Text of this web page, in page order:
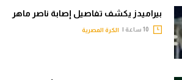
بيراميدز يكشف تفاصيل إصابة ناصر ماهر
الكرة المصرية